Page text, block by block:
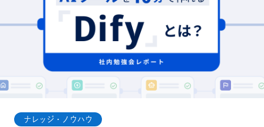
ナレッジ・ノウハウ